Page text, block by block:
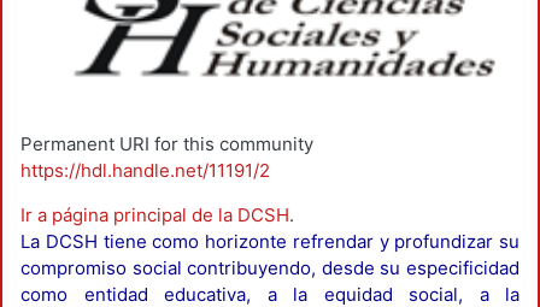
Permanent URI for this community
https://hdl.handle.net/11191/2
Ir a página principal de la DCSH.
La DCSH tiene como horizonte refrendar y profundizar su
compromiso social contribuyendo, desde su especificidad
como entidad educativa, a la equidad social, a la